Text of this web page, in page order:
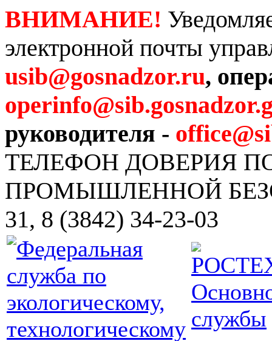
ВНИМАНИЕ!
электронной почты
usib@gosnadzor.ru,
руководителя -
ТЕЛЕФОН ДОВЕРИЯ
ПРОМЫШЛЕННОЙ
31, 8 (3842) 34-23-03
службы